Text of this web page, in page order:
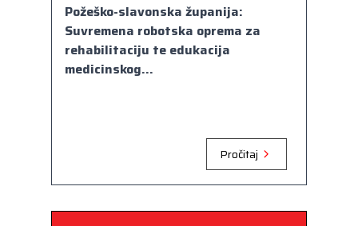
Požeško-slavonska županija:
Suvremena robotska oprema za
rehabilitaciju te edukacija
medicinskog...
Pročitaj